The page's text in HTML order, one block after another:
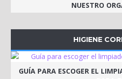
NUESTRO
HIGIENE
GUÍA PARA ESCOGER EL